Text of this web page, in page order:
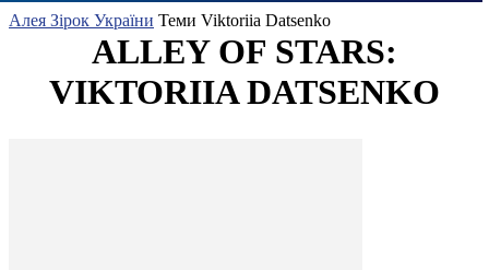
Алея Зірок України Теми Viktoriia Datsenko
ALLEY OF STARS:
VIKTORIIA DATSENKO